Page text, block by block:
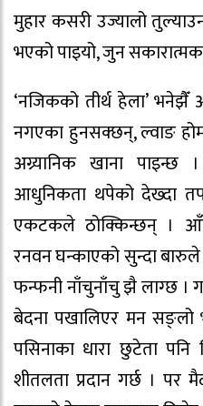
मुहार कसरी उज्यालो
भएको पाइयो, जुन सकारात्मक
‘नजिकको तीर्थ हेला’
नगएका हुनसक्छन्, ल्वाङ
अग्र्यानिक खाना पाइन्छ
आधुनिकता थपेको देख्दा
एकटकले ठोक्किन्छन् ।
रनवन घन्काएको सुन्दा
फन्फनी नाँचुनाँचु झै लाग्छ ।
बेदना पखालिएर मन
पसिनाका धारा छुटेता
शीतलता प्रदान गर्छ । पर